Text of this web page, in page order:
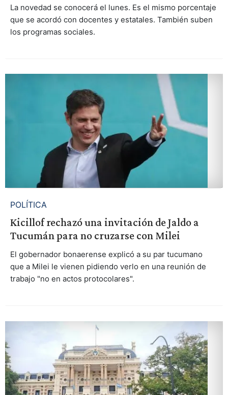
La novedad se conocerá el lunes. Es el mismo porcentaje
que se acordó con docentes y estatales. También suben
los programas sociales.
POLÍTICA
Kicillof rechazó una invitación de Jaldo a
Tucumán para no cruzarse con Milei
El gobernador bonaerense explicó a su par tucumano
que a Milei le vienen pidiendo verlo en una reunión de
trabajo "no en actos protocolares".